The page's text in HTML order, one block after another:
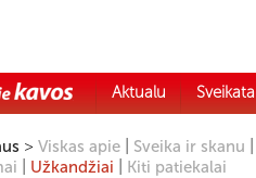
Aktualu Sveikata
> Viskas apie Sveika ir skanu
Užkandžiai Kiti patiekalai